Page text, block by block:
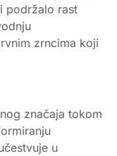
podržalo rast
zrncima koji
značaja tokom
u